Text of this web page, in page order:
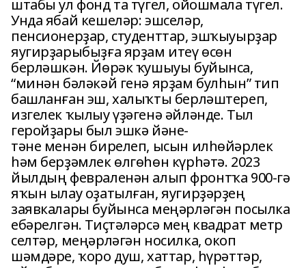
штабы ул фонд та түгел, ойошмала түгел.
Унда ябай кешеләр: эшселәр,
пенсионерҙар, студенттар, эшҡыуырҙар
яугирҙарыбыҙға ярҙам итеү өсөн
берләшкән. Йөрәк ҡушыуы буйынса,
“минән бәләкәй генә ярҙам булһын” тип
башланған эш, халыҡты берләштереп,
изгелек ҡылыу үҙәгенә әйләнде. Тыл
геройҙары был эшкә йәне-
тәне менән бирелеп, ысын илһөйәрлек
һәм берҙәмлек өлгөһөн күрһәтә. 2023
йылдың февраленән алып фронтҡа 900-гә
яҡын ылау оҙатылған, яугирҙәрҙең
заявкалары буйынса меңәрләгән посылка
ебәрелгән. Тиҫтәләрсә мең квадрат метр
селтәр, меңәрләгән носилка, окоп
шәмдәре, ҡоро душ, хаттар, һүрәттәр,